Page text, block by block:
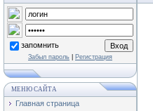
запомнить
Забыл пароль Регистрация
МЕНЮ САЙТА
Главная страница